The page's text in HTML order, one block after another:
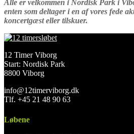
Alle er velkommen i Nordisk Park i
enten som deltager i en af vores fede
koncertgæst eller tilskuer.
12 Timer Viborg
Start: Nordisk Park
8800 Viborg
info@12timerviborg.dk
Tlf. +45 21 48 90 63
Løbene